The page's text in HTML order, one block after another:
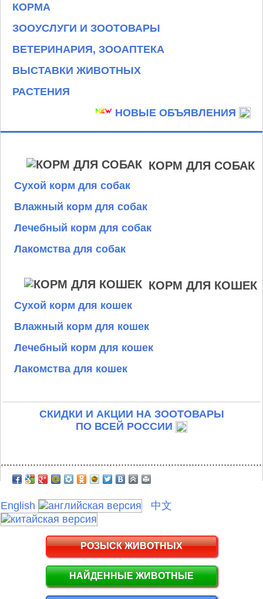
КОРМА
ЗООУСЛУГИ И ЗООТОВАРЫ
ВЕТЕРИНАРИЯ, ЗООАПТЕКА
ВЫСТАВКИ ЖИВОТНЫХ
РАСТЕНИЯ
НОВЫЕ ОБЪЯВЛЕНИЯ
КОРМ ДЛЯ СОБАК
Сухой корм для собак
Влажный корм для собак
Лечебный корм для собак
Лакомства для собак
КОРМ ДЛЯ КОШЕК
Сухой корм для кошек
Влажный корм для кошек
Лечебный корм для кошек
Лакомства для кошек
СКИДКИ И АКЦИИ НА ЗООТОВАРЫ
ПО ВСЕЙ РОССИИ
English 中文
РОЗЫСК ЖИВОТНЫХ
НАЙДЕННЫЕ ЖИВОТНЫЕ